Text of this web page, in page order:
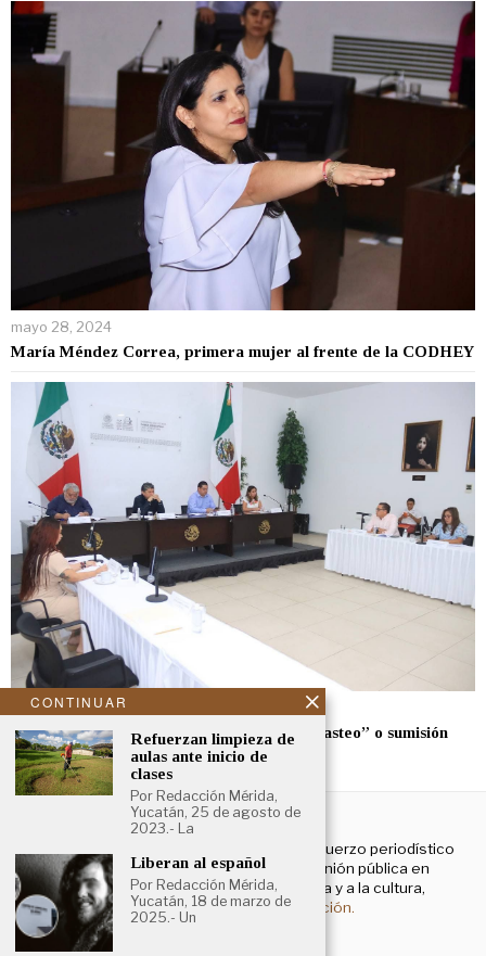
mayo 28, 2024
María Méndez Correa, primera mujer al frente de la CODHEY
mayo 22, 2024
Aprueban dictamen para sancionar el “canasteo” o sumisión
química
El Cronista Yucatán es un esfuerzo periodístico
enfocado a contribuir a la opinión pública en
temas que atañen a la política y a la cultura,
principalmente. Más información.
CONTINUAR
Refuerzan limpieza de
aulas ante inicio de
clases
Por Redacción Mérida,
Yucatán, 25 de agosto de
2023.- La
Liberan al español
Por Redacción Mérida,
Yucatán, 18 de marzo de
2025.- Un